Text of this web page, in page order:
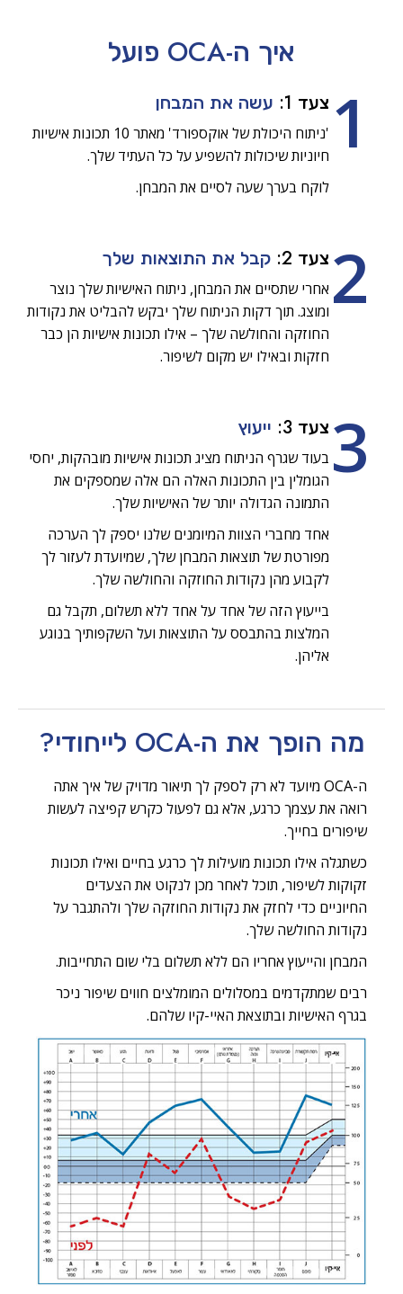
איך ה-OCA פועל
1 צעד 1: עשה את המבחן
'ניתוח היכולת של אוקספורד' מאתר 10 תכונות אישיות
חיוניות שיכולות להשפיע על כל העתיד שלך.
לוקח בערך שעה לסיים את המבחן.
2 צעד 2: קבל את התוצאות שלך
אחרי שתסיים את המבחן, ניתוח האישיות שלך נוצר
ומוצג. תוך דקות הניתוח שלך יבקש להבליט את נקודות
החוזקה והחולשה שלך – אילו תכונות אישיות הן כבר
חזקות ובאילו יש מקום לשיפור.
3 צעד 3: ייעוץ
בעוד שגרף הניתוח מציג תכונות אישיות מובהקות, יחסי
הגומלין בין התכונות האלה הם אלה שמספקים את
התמונה הגדולה יותר של האישיות שלך.
אחד מחברי הצוות המיומנים שלנו יספק לך הערכה
מפורטת של תוצאות המבחן שלך, שמיועדת לעזור לך
לקבוע מהן נקודות החוזקה והחולשה שלך.
בייעוץ הזה של אחד על אחד ללא תשלום, תקבל גם
המלצות בהתבסס על התוצאות ועל השקפותיך בנוגע
אליהן.
מה הופך את ה-OCA לייחודי?
ה-OCA מיועד לא רק לספק לך תיאור מדויק של איך אתה
רואה את עצמך כרגע, אלא גם לפעול כקרש קפיצה לעשות
שיפורים בחייך.
כשתגלה אילו תכונות מועילות לך כרגע בחיים ואילו תכונות
זקוקות לשיפור, תוכל לאחר מכן לנקוט את הצעדים
החיוניים כדי לחזק את נקודות החוזקה שלך ולהתגבר על
נקודות החולשה שלך.
המבחן והייעוץ אחריו הם ללא תשלום בלי שום התחייבות.
רבים שמתקדמים במסלולים המומלצים חווים שיפור ניכר
בגרף האישיות ובתוצאת האיי-קיו שלהם.